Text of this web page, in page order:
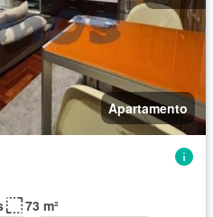
Apartamento
73 m²